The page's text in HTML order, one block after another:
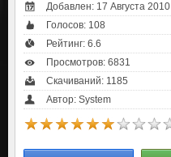
Добавлен: 17 Августа 2010
Голосов: 108
Рейтинг: 6.6
Просмотров: 6831
Скачиваний: 1185
Автор: System